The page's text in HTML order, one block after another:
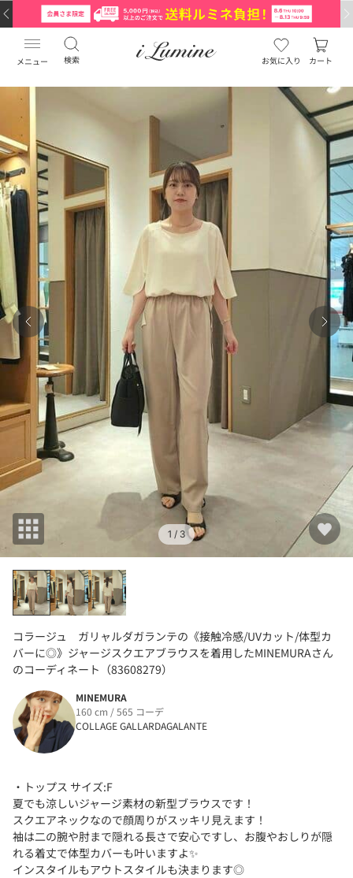
メニュー 検索 お気に入り カート
1 / 3
コラージュ ガリャルダガランテの《接触冷感/UVカット/体型カ
バーに◎》ジャージスクエアブラウスを着用したMINEMURAさん
のコーディネート（83608279）
MINEMURA
160 cm / 565 コーデ
COLLAGE GALLARDAGALANTE
・トップス サイズ:F
夏でも涼しいジャージ素材の新型ブラウスです！
スクエアネックなので顔周りがスッキリ見えます！
袖は二の腕や肘まで隠れる長さで安心ですし、お腹やおしりが隠
れる着丈で体型カバーも叶いますよ✨️
インスタイルもアウトスタイルも決まります◎